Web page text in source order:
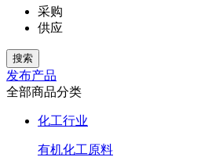
采购
供应
发布产品
全部商品分类
化工行业
有机化工原料